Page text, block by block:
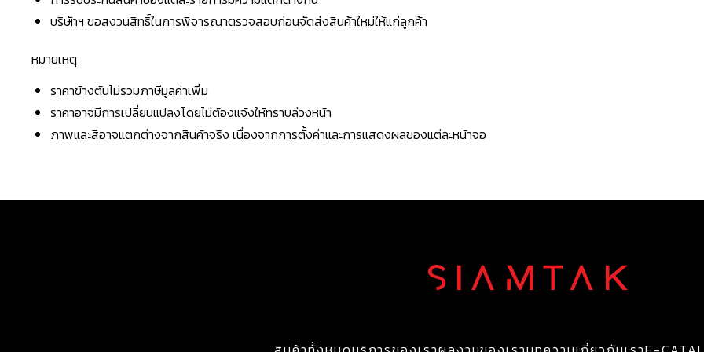
บริษัทฯ ขอสงวนสิทธิ์ในการพิจารณาตรวจสอบก่อนจัดส่งสินค้าใหม่ให้แก่ลูกค้า
หมายเหตุ
ราคาข้างต้นไม่รวมภาษีมูลค่าเพิ่ม
ราคาอาจมีการเปลี่ยนแปลงโดยไม่ต้องแจ้งให้ทราบล่วงหน้า
ภาพและสีอาจแตกต่างจากสินค้าจริง เนื่องจากการตั้งค่าและการแสดงผลของแต่ละหน้าจอ